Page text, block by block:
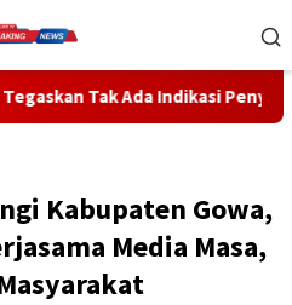
Barang Sitaan
Kabupaten Gowa,
Media Masa,